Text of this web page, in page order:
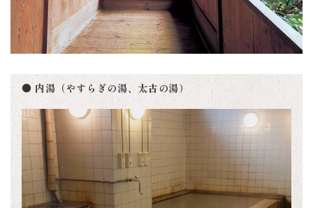
● 内湯（やすらぎの湯、太古の湯）